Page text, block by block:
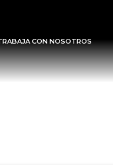
CON NOSOTROS